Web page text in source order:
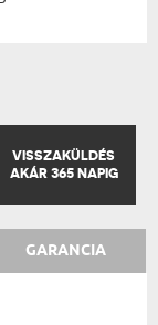
VISSZAKÜLDÉS
AKÁR 365 NAPIG
GARANCIA